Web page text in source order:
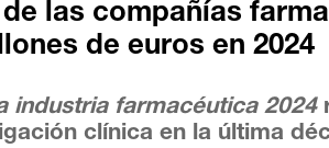
las compañías
de euros en 2024
industria farmacéutica 2024
clínica en la última